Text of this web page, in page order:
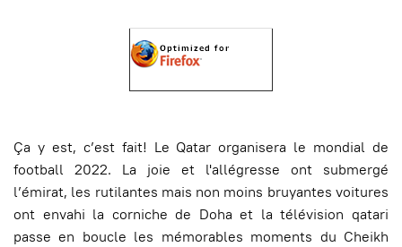
Ça y est, c’est fait! Le Qatar organisera le mondial de
football 2022. La joie et l'allégresse ont submergé
l’émirat, les rutilantes mais non moins bruyantes voitures
ont envahi la corniche de Doha et la télévision qatari
passe en boucle les mémorables moments du Cheikh